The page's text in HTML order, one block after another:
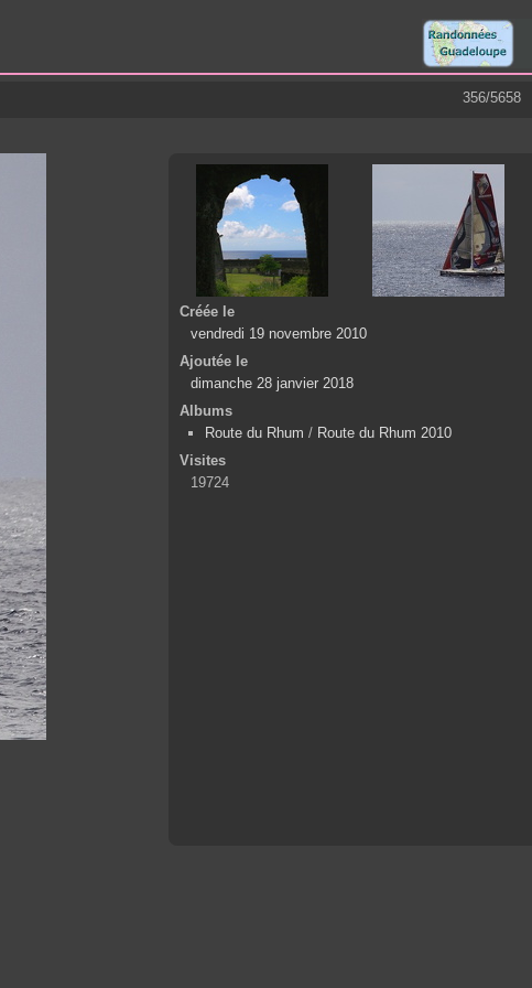
356/5658
Créée le
vendredi 19 novembre 2010
Ajoutée le
dimanche 28 janvier 2018
Albums
Route du Rhum / Route du Rhum 2010
Visites
19724